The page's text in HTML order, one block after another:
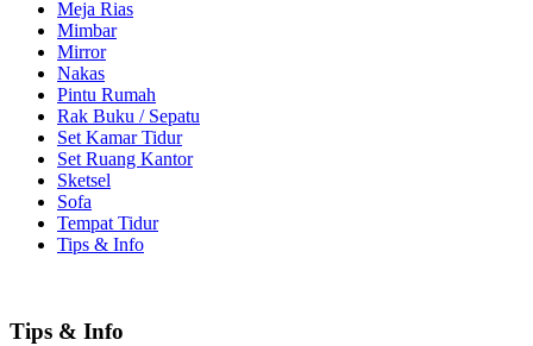
Meja Rias
Mimbar
Mirror
Nakas
Pintu Rumah
Rak Buku / Sepatu
Set Kamar Tidur
Set Ruang Kantor
Sketsel
Sofa
Tempat Tidur
Tips & Info
Tips & Info